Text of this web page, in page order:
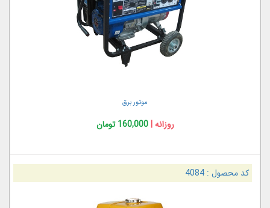
موتور برق
روزانه |160,000 تومان
کد محصول :4084